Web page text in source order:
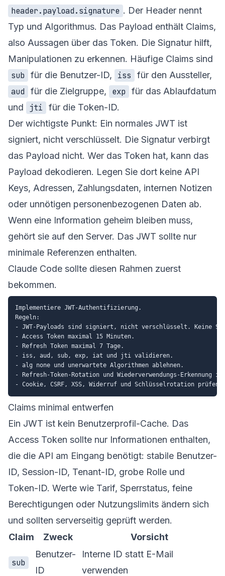
header.payload.signature . Der Header nennt
Typ und Algorithmus. Das Payload enthält Claims,
also Aussagen über das Token. Die Signatur hilft,
Manipulationen zu erkennen. Häufige Claims sind
sub
für die Benutzer-ID, iss
für den Aussteller,
aud
für die Zielgruppe, exp
für das Ablaufdatum
und
jti
für die Token-ID.
Der wichtigste Punkt: Ein normales JWT ist
signiert, nicht verschlüsselt. Die Signatur verbirgt
das Payload nicht. Wer das Token hat, kann das
Payload dekodieren. Legen Sie dort keine API
Keys, Adressen, Zahlungsdaten, internen Notizen
oder unnötigen personenbezogenen Daten ab.
Wenn eine Information geheim bleiben muss,
gehört sie auf den Server. Das JWT sollte nur
minimale Referenzen enthalten.
Claude Code sollte diesen Rahmen zuerst
bekommen.
Implementiere JWT-Authentifizierung.
Regeln:
- JWT-Payloads sind signiert, nicht verschlüsselt. Keine
- Access Token maximal 15 Minuten.
- Refresh Token maximal 7 Tage.
- iss, aud, sub, exp, iat und jti validieren.
- alg none und unerwartete Algorithmen ablehnen.
- Refresh-Token-Rotation und Wiederverwendungs-Erkennung
Claims minimal entwerfen
Ein JWT ist kein Benutzerprofil-Cache. Das
Access Token sollte nur Informationen enthalten,
die die API am Eingang benötigt: stabile Benutzer-
ID, Session-ID, Tenant-ID, grobe Rolle und
Token-ID. Werte wie Tarif, Sperrstatus, feine
Berechtigungen oder Nutzungslimits ändern sich
und sollten serverseitig geprüft werden.
Claim
Zweck Vorsicht
sub
Benutzer-
ID
Interne ID statt E-Mail
verwenden